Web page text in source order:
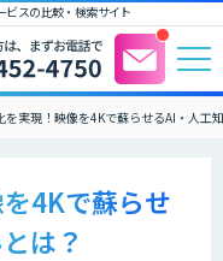
ビスの比較・検索サイト
を実現！映像を4Kで蘇らせるAI・人工
4Kで蘇らせ
は？